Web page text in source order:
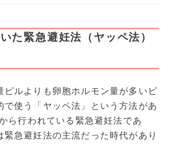
た緊急避妊法（ヤッペ法）
ピルよりも卵胞ホルモン量が多いピ
で使う「ヤッペ法」という方法があ
ら行われている緊急避妊法であ
緊急避妊法の主流だった時代があり